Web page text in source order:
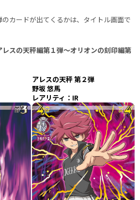
カードが出てくるかは、タイトル画面で
スの天秤編第１弾～オリオンの刻印編第
アレスの天秤 第２弾
野坂 悠馬
レアリティ：IR